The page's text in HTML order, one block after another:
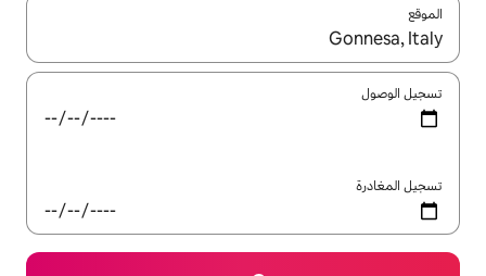
باستخدام السهمين لأعلى ولأسفل أو استكشف عن طريق اللمس أو السحب.